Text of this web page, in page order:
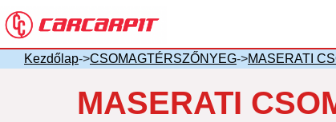
Kezdőlap->CSOMAGTÉRSZŐNYEG->MASERATI
MASERATI